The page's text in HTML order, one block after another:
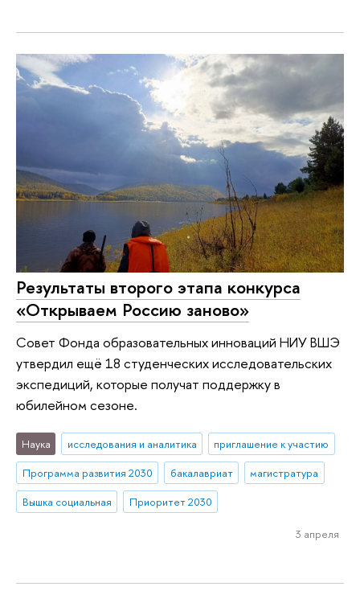
Результаты второго этапа конкурса
«Открываем Россию заново»
Совет Фонда образовательных инноваций НИУ ВШЭ
утвердил ещё 18 студенческих исследовательских
экспедиций, которые получат поддержку в
юбилейном сезоне.
Наука исследования и аналитика
приглашение к участию
Программа развития 2030
бакалавриат
магистратура
Вышка социальная
Приоритет 2030
3 апреля